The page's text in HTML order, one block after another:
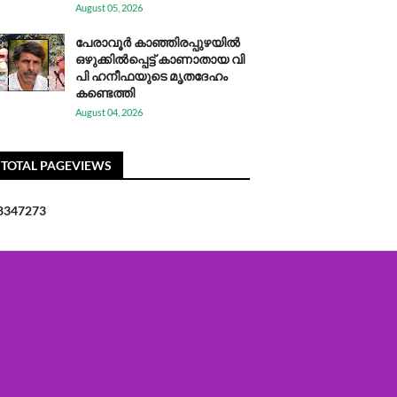
August 05, 2026
പേരാവൂർ കാഞ്ഞിരപ്പുഴയിൽ
ഒഴുക്കിൽപ്പെട്ട് കാണാതായ വി
പി ഹനീഫയുടെ മൃതദേഹം
കണ്ടെത്തി
August 04, 2026
TOTAL PAGEVIEWS
347273